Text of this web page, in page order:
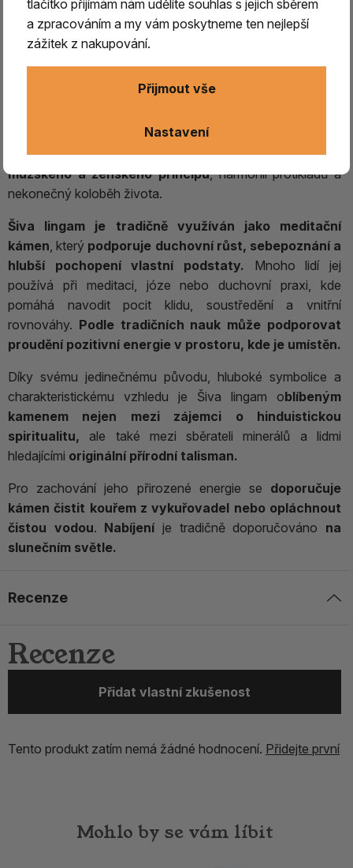
Každý kus je tak jedinečným originálem vytvořeným
přírodou.
V hinduistické tradici patří Šiva lingam mezi nejposvátnější
znamení a představuje božskou přítomnost,
spojován s bohem
Šivou, jedním z hlavních
hinduistických božstev, asymbolizuje spojení
mužského a ženského principu, harmonii protikladů a
nekonečný koloběh života.
Šiva lingam je tradičně využíván jako meditační
kámen, který podporuje duchovní růst, sebepoznání a
hlubší pochopení vlastní podstaty. Mnoho lidí jej
používá při meditaci, józe nebo duchovní praxi, kde
pomáhá navodit pocit klidu, soustředění a vnitřní
rovnováhy. Podle tradičních nauk může podporovat
proudění pozitivní energie v prostoru, kde je umístěn.
Díky svému jedinečnému původu, hluboké symbolice a
charakteristickému vzhledu je Šiva lingam oblíbeným
kamenem nejen mezi zájemci o hinduistickou
spiritualitu, ale také mezi sběrateli minerálů a lidmi
hledajícími originální přírodní talisman.
Pro zachování jeho přirozené energie se doporučuje
kámen čistit kouřem z vykuřovadel nebo opláchnout
čistou vodou. Nabíjeníje tradičně doporučováno na
slunečním světle.
Recenze
Recenze
Přidat vlastní zkušenost
Tento produkt zatím nemá žádné hodnocení. Přidejte první
Mohlo by se vám líbit
tlačítko přijímám nám udělíte souhlas s jejich sběrem
a zpracováním a my vám poskytneme ten nejlepší
zážitek z nakupování.
Nastavení
Přijmout vše